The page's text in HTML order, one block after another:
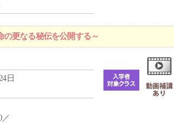
更なる秘伝を公開する～
日
／